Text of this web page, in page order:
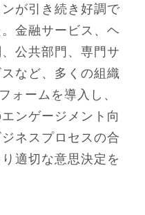
が引き続き好調で
金融サービス、ヘ
公共部門、専門サ
など、多くの組織
ォームを導入し、
ンゲージメント向
ネスプロセスの合
適切な意思決定を